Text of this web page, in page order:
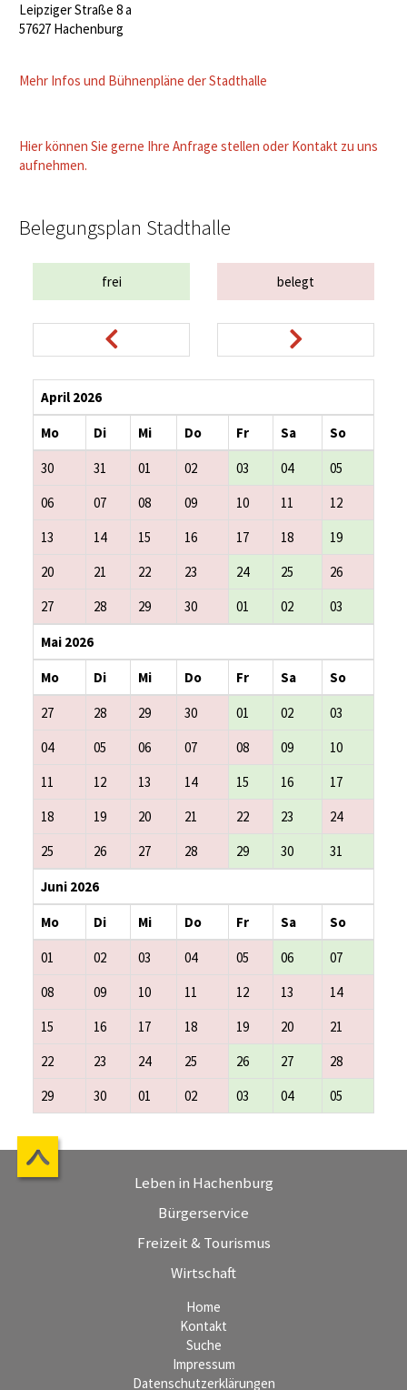
Leipziger Straße 8 a
57627 Hachenburg
Mehr Infos und Bühnenpläne der Stadthalle
Hier können Sie gerne Ihre Anfrage stellen oder Kontakt zu uns
aufnehmen.
Belegungsplan Stadthalle
frei belegt
April 2026
Mo Di Mi Do Fr Sa So
30 31 01 02 03 04
05
06
07 08 09 10 11
12
13
14 15 16 17 18
19
20
21 22 23 24 25
26
27
28 29 30 01 02 03
Mai 2026
Mo Di Mi Do Fr Sa So
27 28 29 30 01 02
03
04
05 06 07 08 09
10
11
12 13 14 15 16
17
18
19 20 21 22 23
24
25
26 27 28 29 30 31
Juni 2026
Mo Di Mi Do Fr Sa So
01 02 03 04 05 06
07
08
09 10 11 12 13
14
15
16 17 18 19 20
21
22
23 24 25 26 27
28
29
30 01 02 03 04 05
Leben in Hachenburg
Bürgerservice
Freizeit & Tourismus
Wirtschaft
Home
Kontakt
Suche
Impressum
Datenschutzerklärungen